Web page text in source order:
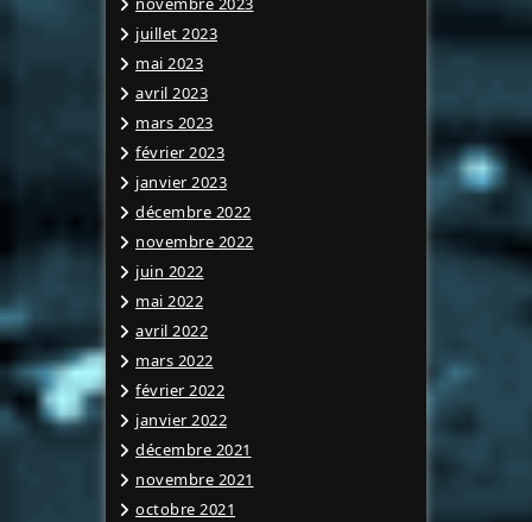
juillet 2023
mai 2023
avril 2023
mars 2023
février 2023
janvier 2023
décembre 2022
novembre 2022
juin 2022
mai 2022
avril 2022
mars 2022
février 2022
janvier 2022
décembre 2021
novembre 2021
octobre 2021